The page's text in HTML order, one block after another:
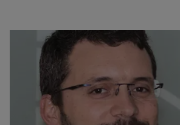
Comunicación